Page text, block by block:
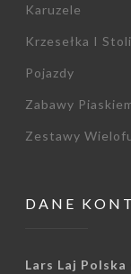
Karuzele
Krzesełka I
Pojazdy
Zabawy
Zestawy
DANE
Lars Laj Polska